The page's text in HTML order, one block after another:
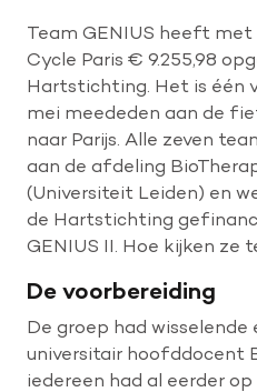
Team GENIUS heeft met
Cycle Paris € 9.255,98
Hartstichting. Het is één
mei meededen aan de
naar Parijs. Alle zeven
aan de afdeling
(Universiteit Leiden) en
de Hartstichting
GENIUS II. Hoe kijken ze
De voorbereiding
De groep had wisselende
universitair hoofddocent
iedereen had al eerder